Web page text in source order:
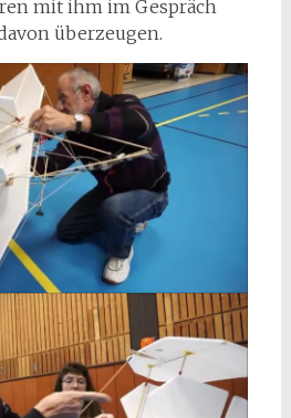
mit ihm im Gespräch
überzeugen.